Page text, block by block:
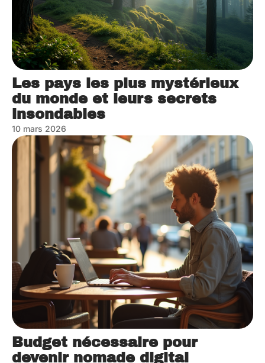
Les pays les plus mystérieux
du monde et leurs secrets
insondables
10 mars 2026
Budget nécessaire pour
devenir nomade digital